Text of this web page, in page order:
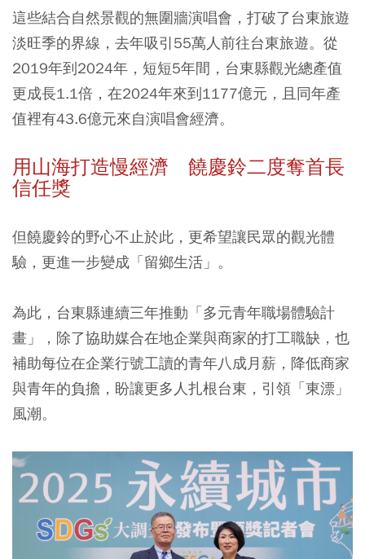
這些結合自然景觀的無圍牆演唱會，打破了台東旅遊
淡旺季的界線，去年吸引55萬人前往台東旅遊。從
2019年到2024年，短短5年間，台東縣觀光總產值
更成長1.1倍，在2024年來到1177億元，且同年產
值裡有43.6億元來自演唱會經濟。
用山海打造慢經濟 饒慶鈴二度奪首長
信任獎
但饒慶鈴的野心不止於此，更希望讓民眾的觀光體
驗，更進一步變成「留鄉生活」。
為此，台東縣連續三年推動「多元青年職場體驗計
畫」，除了協助媒合在地企業與商家的打工職缺，也
補助每位在企業行號工讀的青年八成月薪，降低商家
與青年的負擔，盼讓更多人扎根台東，引領「東漂」
風潮。